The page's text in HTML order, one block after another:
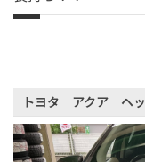
トヨタ アクア ヘッ